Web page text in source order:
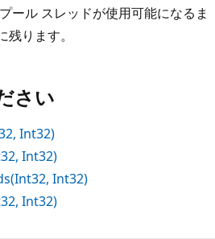
ール スレッドが使用可能になるま
ります。
さい
Int32)
Int32)
Int32)
Int32)